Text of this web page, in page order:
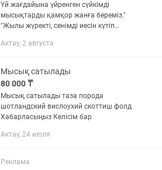
Үй жағдайына үйренген сүйкімді
мысықтарды қамқор жанға береміз."
"Жылы жүректі, сенімді иесін күтіп
қолдарға үйренген мысықтар беріледі,
Актау, 2 августа
Мысық сатылады
80 000 ₸
Мысық сатылады таза порода
шотландский вислоухий скоттиш фолд
Хабарласыңыз Келісім бар
Актау, 24 июля
Реклама